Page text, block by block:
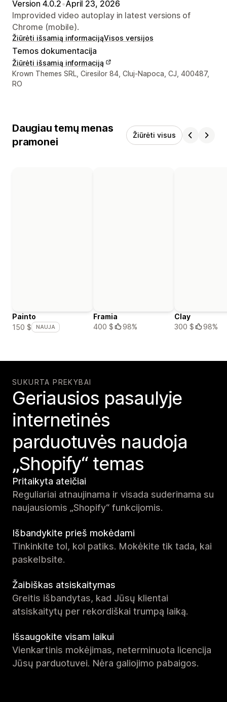
Version 4.0.2•April 23, 2026
Improvided video autoplay in latest versions of
Chrome (mobile).
Žiūrėti išsamią informacijąVisos versijos
Temos dokumentacija
Žiūrėti išsamią informaciją
Kūrėjo kontaktiniai duomenys
Krown Themes SRL, Ciresilor 84, Cluj-Napoca, CJ, 400487,
RO
Daugiau temų menas
pramonei
Žiūrėti visus
Painto
150 $
NAUJA
Framia
400 $
98%
Clay
300 $
98%
SUKURTA PREKYBAI
Geriausios pasaulyje
internetinės
parduotuvės naudoja
„Shopify“ temas
Pritaikyta ateičiai
Reguliariai atnaujinama ir visada suderinama su
naujausiomis „Shopify“ funkcijomis.
Išbandykite prieš mokėdami
Tinkinkite tol, kol patiks. Mokėkite tik tada, kai
paskelbsite.
Žaibiškas atsiskaitymas
Greitis išbandytas, kad Jūsų klientai
atsiskaitytų per rekordiškai trumpą laiką.
Išsaugokite visam laikui
Vienkartinis mokėjimas, neterminuota licencija
Jūsų parduotuvei. Nėra galiojimo pabaigos.